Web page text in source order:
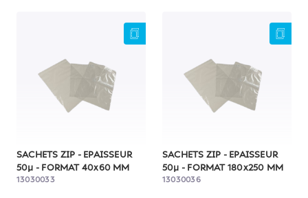
SACHETS ZIP - EPAISSEUR
50µ - FORMAT 40x60 MM
13030033
SACHETS ZIP - EPAISSEUR
50µ - FORMAT 180x250 MM
13030036